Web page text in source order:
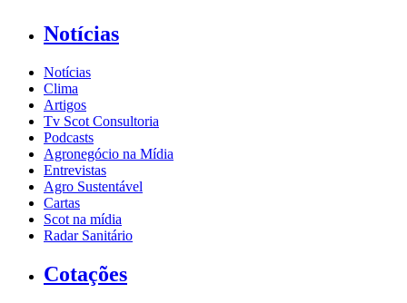
Notícias
Notícias
Clima
Artigos
Tv Scot Consultoria
Podcasts
Agronegócio na Mídia
Entrevistas
Agro Sustentável
Cartas
Scot na mídia
Radar Sanitário
Cotações